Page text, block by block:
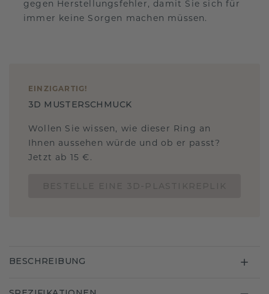
gegen Herstellungsfehler, damit Sie sich für
immer keine Sorgen machen müssen.
EINZIGARTIG !
3D MUSTERSCHMUCK
Wollen Sie wissen, wie dieser Ring an
Ihnen aussehen würde und ob er passt?
Jetzt ab 15 €.
BESCHREIBUNG